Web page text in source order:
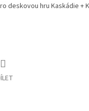
deskovou hru Kaskádie +